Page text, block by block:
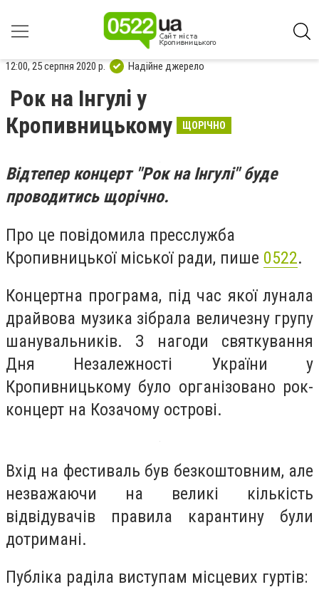
12:00, 25 серпня 2020 р. Надійне джерело
Рок на Інгулі у
Кропивницькому
ЩОРІЧНО
Відтепер концерт "Рок на Інгулі" буде
проводитись щорічно.
Про це повідомила пресслужба
Кропивницької міської ради, пише 0522.
Концертна програма, під час якої лунала
драйвова музика зібрала величезну групу
шанувальників. З нагоди святкування
Дня Незалежності України у
Кропивницькому було організовано рок-
концерт на Козачому острові.
Вхід на фестиваль був безкоштовним, але
незважаючи на великі кількість
відвідувачів правила карантину були
дотримані.
Публіка раділа виступам місцевих гуртів: